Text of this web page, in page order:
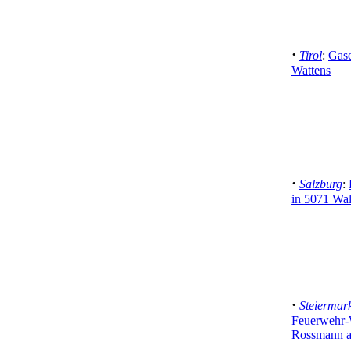
· Tirol:
Wattens
· Salzburg:
in 5071
·
Rossmann